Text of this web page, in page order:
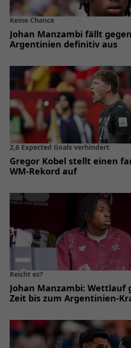
Keine Chance
Johan Manzambi fällt gegen
Argentinien definitiv aus
2,6 Expected Goals verhindert
Gregor Kobel stellt einen
WM-Rekord auf
Reicht es?
Johan Manzambi: Wettlauf
Zeit bis zum Argentinien-